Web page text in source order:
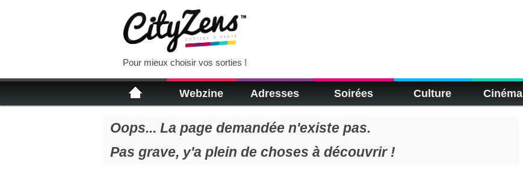
Pour mieux choisir vos sorties !
Webzine Adresses Soirées Culture Cinéma
Oops... La page demandée n'existe pas.
Pas grave, y'a plein de choses à découvrir !